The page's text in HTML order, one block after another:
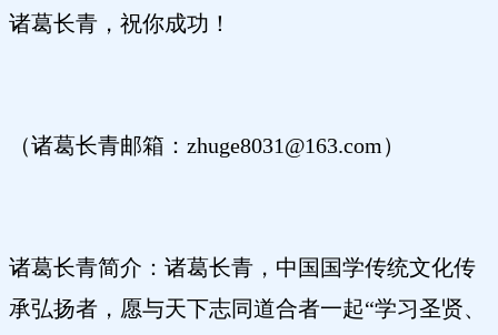
诸葛长青，祝你成功！
（诸葛长青邮箱：zhuge8031@163.com）
诸葛长青简介：诸葛长青，中国国学传统文化传
承弘扬者，愿与天下志同道合者一起“学习圣贤、